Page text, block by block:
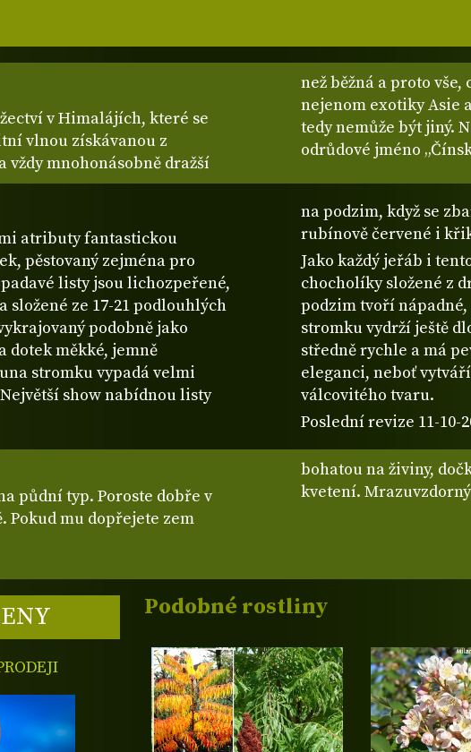
v Himalájích, které se
vlnou získávanou z
vždy mnohonásobně dražší
než běžná a proto
nejenom exotiky Asie
tedy nemůže být jiný.
odrůdové jméno
atributy fantastickou
pěstovaný zejména pro
listy jsou lichozpeřené,
složené ze 17-21 podlouhlých
podobně jako
dotek měkké, jemně
stromku vypadá velmi
show nabídnou listy
na podzim, když se
rubínově červené i
Jako každý jeřáb i
chocholíky složené z
podzim tvoří
stromku vydrží ještě
středně rychle a má
eleganci, neboť vytváří poměrně souměrnou korunu
válcovitého tvaru.
Poslední revize 11-10-
půdní typ. Poroste dobře v
Pokud mu dopřejete zem
bohatou na živiny,
kvetení.
Podobné rostliny